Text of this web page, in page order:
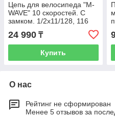
Цепь для велосипеда "M-
WAVE" 10 скоростей. С
замком. 1/2x11/128, 116
Велосипедная цепь.
24 990 ₸
Купить
О нас
Рейтинг не сформирован
Менее 5 отзывов за